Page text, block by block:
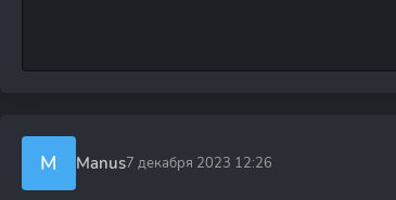
M Manus7 декабря 2023 12:26